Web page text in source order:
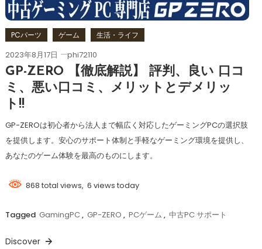
PCパーツ ゲーム 生活・ライフ
2023年8月17日 phi72110
GP-ZERO 【徹底解説】 評判、良い 口コ
ミ、悪い口コミ、メリットとデメリッ
ト!!
GP-ZEROは初心者から法人まで幅広く対応したゲーミングPCの選択肢
を提供します。安心のサポート体制と手軽なゲーミング環境を提供し、
あなたのゲーム体験を最高のものにします。
868 total views, 6 views today
Tagged GamingPC, GP-ZERO , PCゲーム , 中古PC サポート
Discover